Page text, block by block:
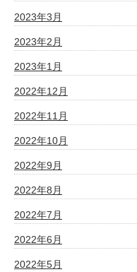
2023年3月
2023年2月
2023年1月
2022年12月
2022年11月
2022年10月
2022年9月
2022年8月
2022年7月
2022年6月
2022年5月